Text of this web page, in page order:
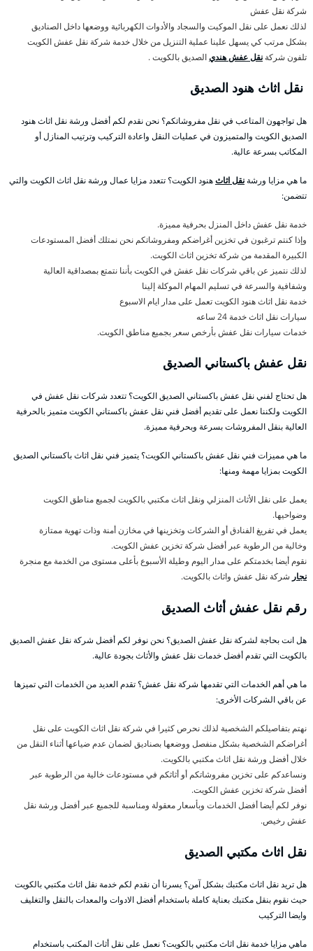
شركة نقل عفش
لذلك نعمل على نقل الموكيت والسجاد والأدوات الكهربائية ووضعها داخل الصناديق
بشكل مرتب كي يسهل علينا عملية التنزيل من خلال خدمة شركة نقل عفش الكويت
تلفون شركة نقل عفش هنديالصديق بالكويت .
نقل اثاث هنود الصديق
هل تواجهون المتاعب في نقل مفروشاتكم؟ نحن نقدم لكم أفضل ورشة نقل اثاث هنود
الصديق الكويت والمتميزون في عمليات النقل واعادة التركيب وترتيب المنازل أو
المكاتب بسرعة عالية.
ما هي مزايا ورشةنقل اثاثهنود الكويت؟ تتعدد مزايا عمال ورشة نقل اثاث الكويت والتي
تتضمن:
خدمة نقل عفش داخل المنزل بحرفية مميزة.
وإذا كنتم ترغبون في تخزين أغراضكم ومفروشاتكم نحن نمتلك أفضل المستودعات
الكبيرة المقدمة من شركة تخزين اثاث الكويت.
لذلك نتميز عن باقي شركات نقل عفش في الكويت بأننا نتمتع بمصداقية العالية
وشفافية والسرعة في تسليم المهام الموكلة إلينا
خدمة نقل اثاث هنود الكويت تعمل على مدار ايام الاسبوع
سيارات نقل اثاث خدمة 24 ساعه
خدمات سيارات نقل عفش بأرخص سعر بجميع مناطق الكويت.
نقل عفش باكستاني الصديق
هل تحتاج لفني نقل عفش باكستاني الصديق الكويت؟ تتعدد شركات نقل عفش في
الكويت ولكننا نعمل على تقديم أفضل فني نقل عفش باكستاني الكويت متميز بالحرفية
العالية بنقل المفروشات بسرعة وبحرفية مميزة.
ما هي مميزات فني نقل عفش باكستاني الكويت؟ يتميز فني نقل اثاث باكستاني الصديق
الكويت بمزايا مهمة ومنها:
يعمل على نقل الأثاث المنزلي ونقل اثاث مكتبي بالكويت لجميع مناطق الكويت
وضواحيها.
يعمل في تفريغ الفنادق أو الشركات وتخزينها في مخازن أمنة وذات تهوية ممتازة
وخالية من الرطوبة عبر أفضل شركة تخزين عفش الكويت.
نقوم أيضا بخدمتكم على مدار اليوم وطيلة الأسبوع بأعلى مستوى من الخدمة مع منجرة
نجار شركة نقل عفش واثاث بالكويت.
رقم نقل عفش أثاث الصديق
هل انت بحاجة لشركة نقل عفش الصديق؟ نحن نوفر لكم أفضل شركة نقل عفش الصديق
بالكويت التي تقدم أفضل خدمات نقل عفش والأثاث بجودة عالية.
ما هي أهم الخدمات التي تقدمها شركة نقل عفش؟ تقدم العديد من الخدمات التي تميزها
عن باقي الشركات الأخرى:
نهتم بتفاصيلكم الشخصية لذلك نحرص كثيرا في شركة نقل اثاث الكويت على نقل
أغراضكم الشخصية بشكل منفصل ووضعها بصناديق لضمان عدم ضياعها أثناء النقل من
خلال أفضل ورشة نقل اثاث مكتبي بالكويت.
ونساعدكم على تخزين مفروشاتكم أو أثاثكم في مستودعات خالية من الرطوبة عبر
أفضل شركة تخزين عفش الكويت.
نوفر لكم أيضا أفضل الخدمات وبأسعار معقولة ومناسبة للجميع عبر أفضل ورشة نقل
عفش رخيص.
نقل اثاث مكتبي الصديق
هل تريد نقل اثاث مكتبك بشكل آمن؟ يسرنا أن نقدم لكم خدمة نقل اثاث مكتبي بالكويت
حيث نقوم بنقل مكتبك بعناية كاملة باستخدام أفضل الادوات والمعدات بالنقل والتغليف
وايضا التركيب
ماهي مزايا خدمة نقل اثاث مكتبي بالكويت؟ نعمل على نقل أثاث المكتب باستخدام